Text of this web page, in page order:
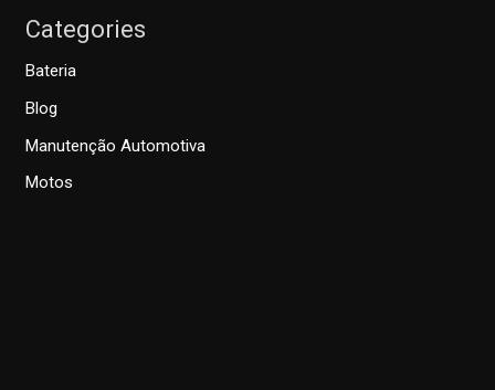
Categories
Bateria
Blog
Manutenção Automotiva
Motos